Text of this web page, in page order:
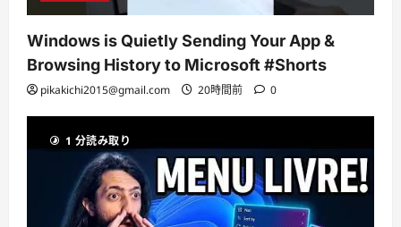
Windows is Quietly Sending Your App &
Browsing History to Microsoft #Shorts
pikakichi2015@gmail.com 20時間前 0
1 分読み取り